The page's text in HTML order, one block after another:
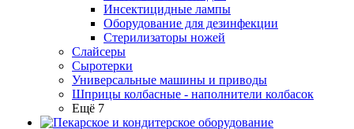
Инсектицидные лампы
Оборудование для дезинфекции
Стерилизаторы ножей
Слайсеры
Сыротерки
Универсальные машины и приводы
Шприцы колбасные - наполнители колбасок
Ещё 7